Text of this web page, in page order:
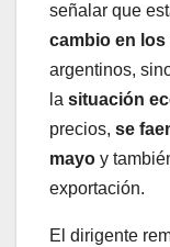
señalar que
cambio en
argentinos,
la situación
precios, se
mayo y
exportación.
El dirigente